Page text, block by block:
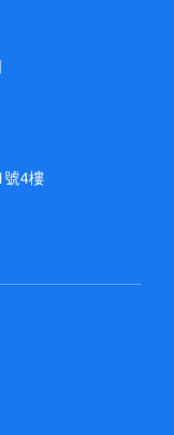
號4樓